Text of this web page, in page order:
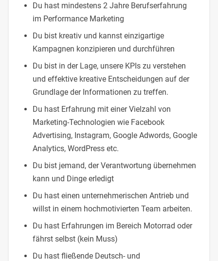
Du hast mindestens 2 Jahre Berufserfahrung
im Performance Marketing
Du bist kreativ und kannst einzigartige
Kampagnen konzipieren und durchführen
Du bist in der Lage, unsere KPIs zu verstehen
und effektive kreative Entscheidungen auf der
Grundlage der Informationen zu treffen.
Du hast Erfahrung mit einer Vielzahl von
Marketing-Technologien wie Facebook
Advertising, Instagram, Google Adwords, Google
Analytics, WordPress etc.
Du bist jemand, der Verantwortung übernehmen
kann und Dinge erledigt
Du hast einen unternehmerischen Antrieb und
willst in einem hochmotivierten Team arbeiten.
Du hast Erfahrungen im Bereich Motorrad oder
fährst selbst (kein Muss)
Du hast fließende Deutsch- und